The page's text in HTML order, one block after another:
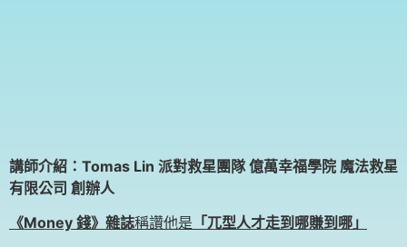
講師介紹：Tomas Lin 派對救星團隊 億萬幸福學院 魔法救星
有限公司 創辦人
《Money 錢》 雜誌稱讚他是 「兀型人才走到哪賺到哪」